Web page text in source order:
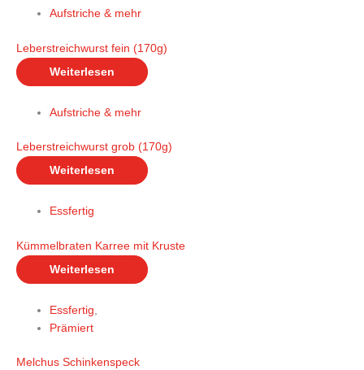
Aufstriche & mehr
Leberstreichwurst fein (170g)
Weiterlesen
Aufstriche & mehr
Leberstreichwurst grob (170g)
Weiterlesen
Essfertig
Kümmelbraten Karree mit Kruste
Weiterlesen
Essfertig
Prämiert
Melchus Schinkenspeck